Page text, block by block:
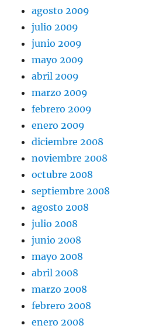
agosto 2009
julio 2009
junio 2009
mayo 2009
abril 2009
marzo 2009
febrero 2009
enero 2009
diciembre 2008
noviembre 2008
octubre 2008
septiembre 2008
agosto 2008
julio 2008
junio 2008
mayo 2008
abril 2008
marzo 2008
febrero 2008
enero 2008